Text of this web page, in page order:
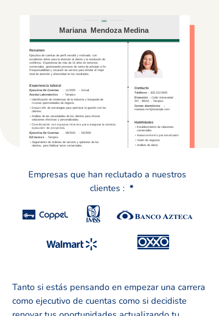
Empresas que han reclutado a nuestros
clientes : *
Tanto si estás pensando en empezar una carrera
como ejecutivo de cuentas como si decidiste